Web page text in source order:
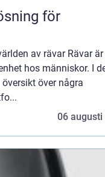
för
av rävar Rävar är
hos människor. I
över några
06 augusti